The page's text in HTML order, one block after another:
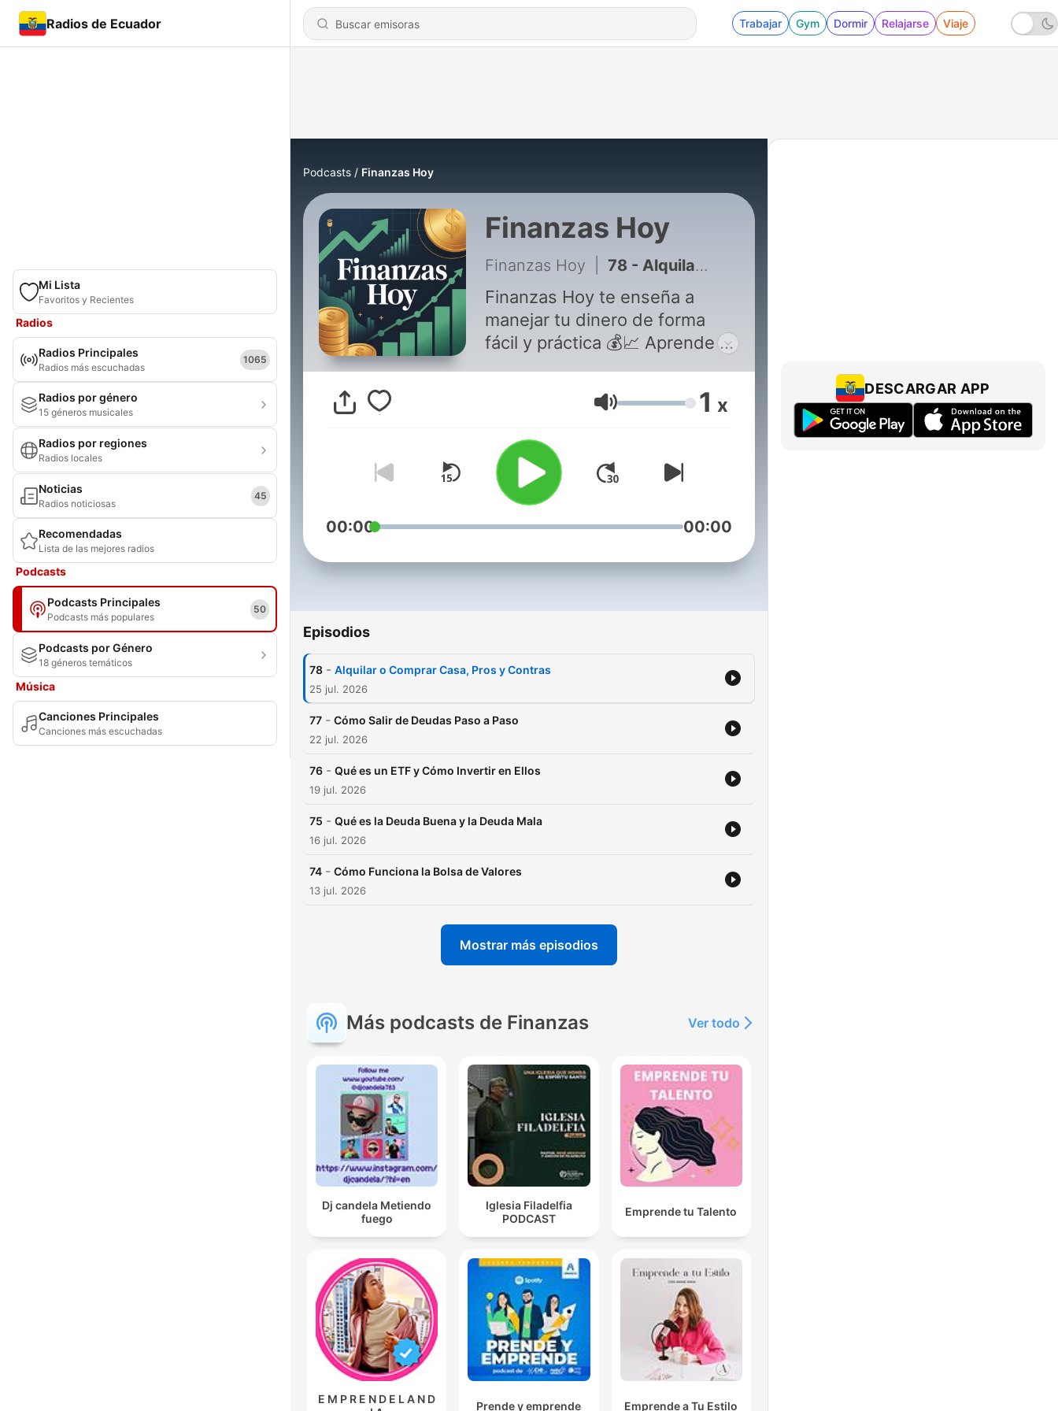
Radios de Ecuador Trabajar Gym Dormir Relajarse Viaje
Mi Lista
Favoritos y Recientes
Radios
Radios Principales
Radios más escuchadas
1065
Radios por género
15 géneros musicales
Radios por regiones
Radios locales
Noticias
Radios noticiosas
45
Recomendadas
Lista de las mejores radios
Podcasts
Podcasts Principales
Podcasts más populares
50
Podcasts por Género
18 géneros temáticos
Música
Canciones Principales
Canciones más escuchadas
Podcasts Finanzas Hoy
Finanzas Hoy
Finanzas Hoy 78 - Alquilar o Comprar Casa, Pros y Contras
Finanzas Hoy te enseña a
manejar tu dinero de forma
fácil y práctica 💰📈 Aprende a
libertad financiera con
ejemplos simples y consejos
#finanzas #dinero #ahorro
#invertir #bolsa #economia
#ingresos #gastos #ahorrar
#salario #banco #tarjeta
https://www.spreaker.com/podcast/finanzas-
Volumen 1 x
00:00 00:00
Episodios
78 - Alquilar o Comprar Casa, Pros y Contras
25 jul. 2026
77 - Cómo Salir de Deudas Paso a Paso
22 jul. 2026
76 - Qué es un ETF y Cómo Invertir en Ellos
19 jul. 2026
75 - Qué es la Deuda Buena y la Deuda Mala
16 jul. 2026
74 - Cómo Funciona la Bolsa de Valores
13 jul. 2026
Mostrar más episodios
Más podcasts de Finanzas Ver todo
Dj candela Metiendo
fuego
Iglesia Filadelfia
PODCAST
Emprende tu Talento
E M P R E N D E L A N D
Prende y emprende Emprende a Tu Estilo
DESCARGAR APP